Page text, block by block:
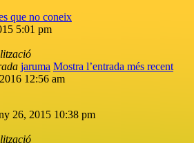
que no coneix
5:01 pm
jaruma Mostra l’entrada més recent
12:56 am
26, 2015 10:38 pm